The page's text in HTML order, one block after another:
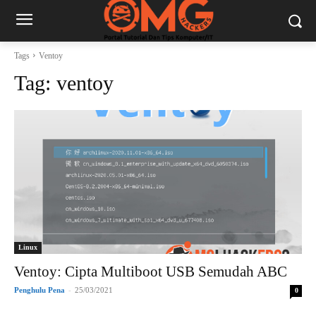
Tags Ventoy
Tag: ventoy
Linux
Ventoy: Cipta Multiboot USB Semudah ABC
Penghulu Pena - 25/03/2021 0